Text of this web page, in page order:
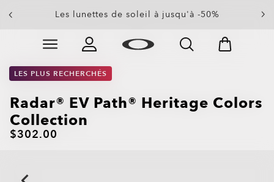
content
Les lunettes de soleil à jusqu'à -50%
Solde de fin de saison : jusqu'à -50% sur les
vêtements et les accessoires
Slide 4 of 4. Solde de fin de saison : jusqu'à -50% sur
LES PLUS RECHERCHÉS
Radar® EV Path® Heritage Colors
Collection
$302.00